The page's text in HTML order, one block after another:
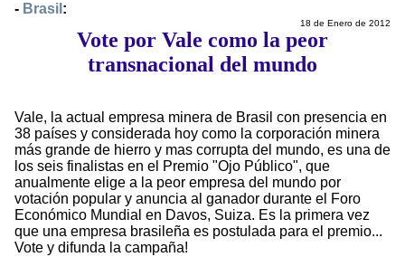
- Brasil :
18 de Enero de 2012
Vote por Vale como la peor
transnacional del mundo
Vale, la actual empresa minera de Brasil con presencia en
38 países y considerada hoy como la corporación minera
más grande de hierro y mas corrupta del mundo, es una de
los seis finalistas en el Premio "Ojo Público", que
anualmente elige a la peor empresa del mundo por
votación popular y anuncia al ganador durante el Foro
Económico Mundial en Davos, Suiza. Es la primera vez
que una empresa brasileña es postulada para el premio...
Vote y difunda la campaña!